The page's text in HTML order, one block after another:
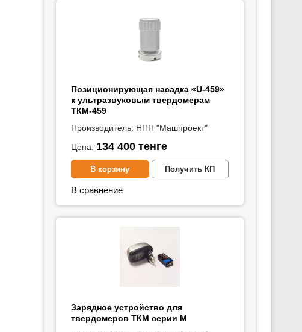
Позиционирующая насадка «U-459»
к ультразвуковым твердомерам
ТКМ-459
Производитель: НПП "Машпроект"
Цена: 134 400 тенге
В корзину Получить КП
В сравнение
Зарядное устройство для
твердомеров ТКМ серии М